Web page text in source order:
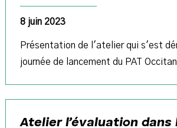
8 juin 2023
Présentation de l'atelier qui s'est
journée de lancement du PAT
Atelier l’évaluation dans